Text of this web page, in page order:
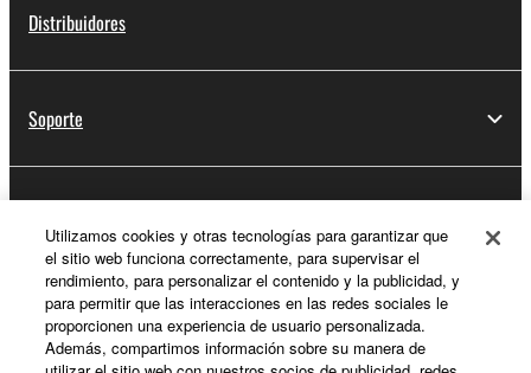
Distribuidores
Soporte
Acerca de Yamaha
Utilizamos cookies y otras tecnologías para garantizar que
el sitio web funciona correctamente, para supervisar el
rendimiento, para personalizar el contenido y la publicidad, y
para permitir que las interacciones en las redes sociales le
proporcionen una experiencia de usuario personalizada.
Además, compartimos información sobre su manera de